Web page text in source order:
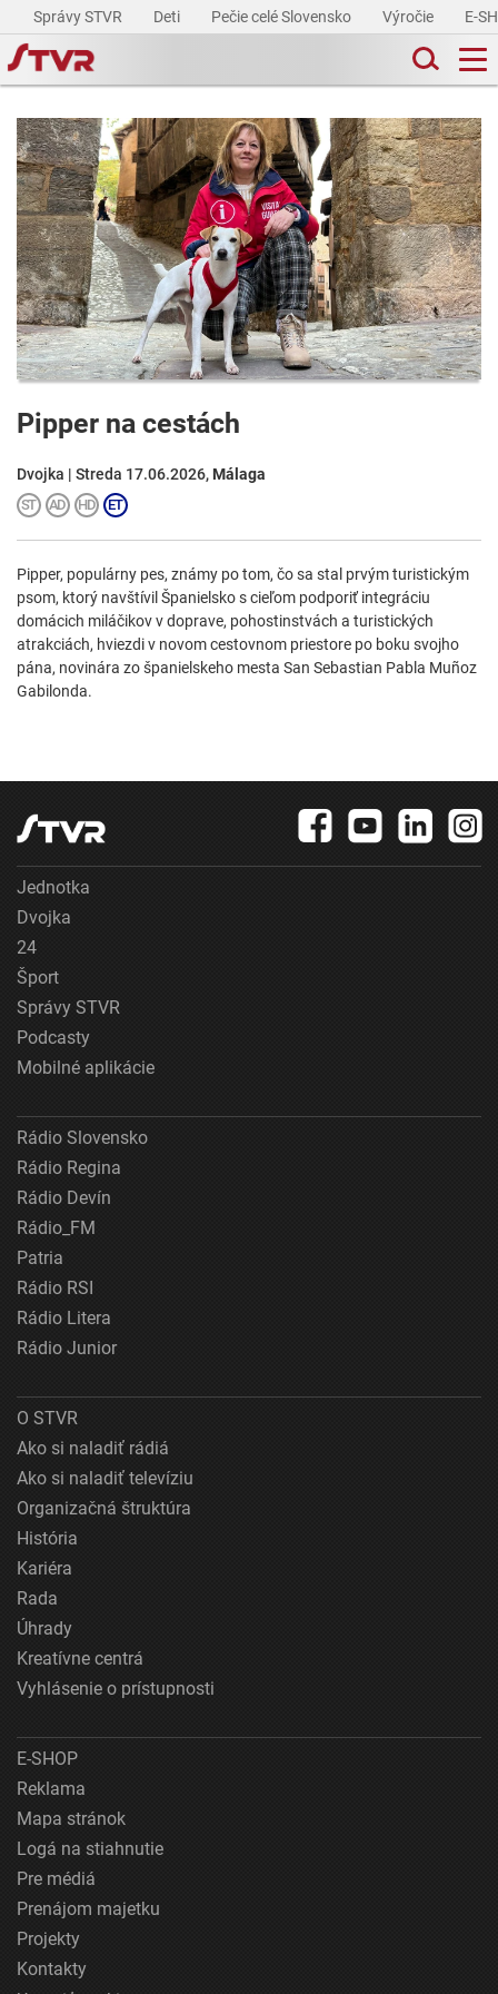
Správy STVR Deti Pečie celé Slovensko Výročie E-
Pipper na cestách
Dvojka | Streda 17.06.2026, Málaga
Pipper, populárny pes, známy po tom, čo sa stal prvým turistickým
psom, ktorý navštívil Španielsko s cieľom podporiť integráciu
domácich miláčikov v doprave, pohostinstvách a turistických
atrakciách, hviezdi v novom cestovnom priestore po boku svojho
pána, novinára zo španielskeho mesta San Sebastian Pabla Muñoz
Gabilonda.
Jednotka
Dvojka
24
Šport
Správy STVR
Podcasty
Mobilné aplikácie
Rádio Slovensko
Rádio Regina
Rádio Devín
Rádio_FM
Patria
Rádio RSI
Rádio Litera
Rádio Junior
O STVR
Ako si naladiť rádiá
Ako si naladiť televíziu
Organizačná štruktúra
História
Kariéra
Rada
Úhrady
Kreatívne centrá
Vyhlásenie o prístupnosti
E-SHOP
Reklama
Mapa stránok
Logá na stiahnutie
Pre médiá
Prenájom majetku
Projekty
Kontakty